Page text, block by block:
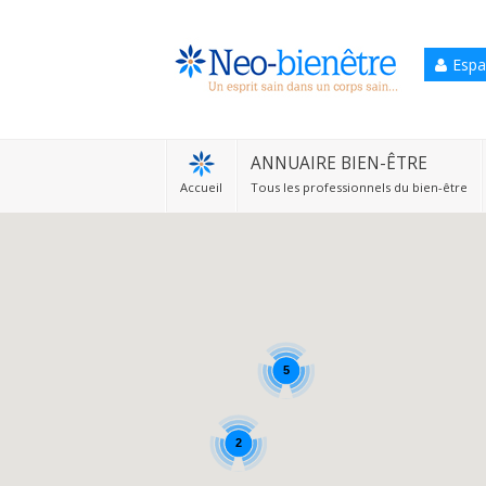
Accueil
ANNUAIRE BIEN-ÊTRE
Tous les professionnels du bien-être
5
2